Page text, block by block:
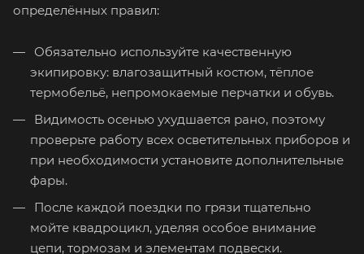
определённых правил:
Обязательно используйте качественную
экипировку: влагозащитный костюм, тёплое
термобельё, непромокаемые перчатки и обувь.
Видимость осенью ухудшается рано, поэтому
проверьте работу всех осветительных приборов и
при необходимости установите дополнительные
фары.
После каждой поездки по грязи тщательно
мойте квадроцикл, уделяя особое внимание
цепи, тормозам и элементам подвески.